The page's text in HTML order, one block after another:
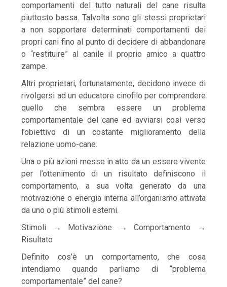
comportamenti del tutto naturali del cane risulta
piuttosto bassa. Talvolta sono gli stessi proprietari
a non sopportare determinati comportamenti dei
propri cani fino al punto di decidere di abbandonare
o “restituire” al canile il proprio amico a quattro
zampe.
Altri proprietari, fortunatamente, decidono invece di
rivolgersi ad un educatore cinofilo per comprendere
quello che sembra essere un problema
comportamentale del cane ed avviarsi così verso
l’obiettivo di un costante miglioramento della
relazione uomo-cane.
Una o più azioni messe in atto da un essere vivente
per l’ottenimento di un risultato definiscono il
comportamento, a sua volta generato da una
motivazione o energia interna all’organismo attivata
da uno o più stimoli esterni.
Stimoli → Motivazione → Comportamento →
Risultato
Definito cos’è un comportamento, che cosa
intendiamo quando parliamo di “problema
comportamentale” del cane?